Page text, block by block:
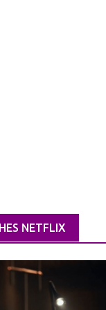
NETFLIX